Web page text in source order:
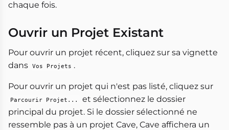
chaque fois.
Ouvrir un Projet Existant
Pour ouvrir un projet récent, cliquez sur sa vignette
dans Vos Projets .
Pour ouvrir un projet qui n'est pas listé, cliquez sur
Parcourir Projet...
et sélectionnez le dossier
principal du projet. Si le dossier sélectionné ne
ressemble pas à un projet Cave, Cave affichera un